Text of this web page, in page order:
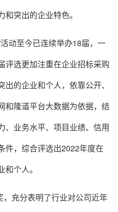
突出的企业特色。
动至今已连续举办18届，一
评选更加注重在企业招标采购
的企业和个人，依靠公开、
和隆道平台大数据为依据，结
、业务水平、项目业绩、信用
件，综合评选出2022年度在
个人。
，充分表明了行业对公司近年